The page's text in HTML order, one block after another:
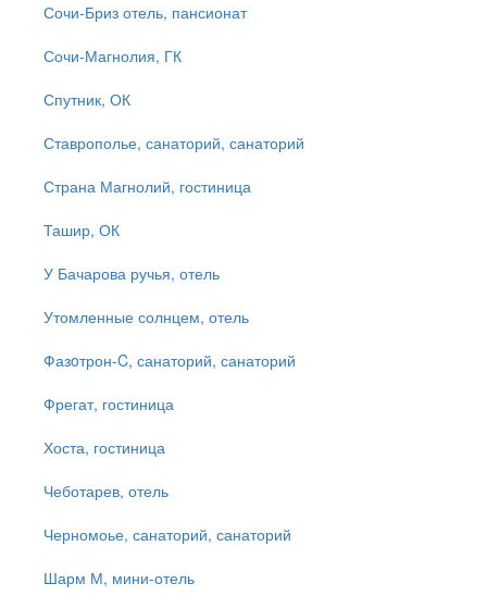
Сочи-Бриз отель, пансионат
Сочи-Магнолия, ГК
Спутник, ОК
Ставрополье, санаторий, санаторий
Страна Магнолий, гостиница
Ташир, ОК
У Бачарова ручья, отель
Утомленные солнцем, отель
Фазoтрон-C, санаторий, санаторий
Фрегат, гостиница
Хоста, гостиница
Чеботарев, отель
Черномоье, санаторий, санаторий
Шарм М, мини-отель